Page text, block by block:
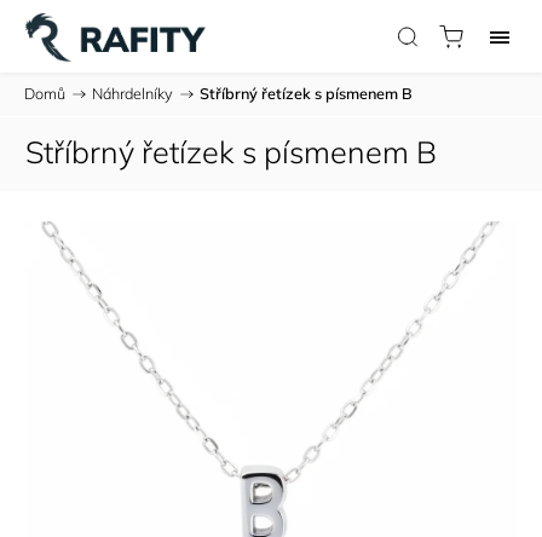
Domů / Náhrdelníky / Stříbrný řetízek s písmenem B
Stříbrný řetízek s písmenem B